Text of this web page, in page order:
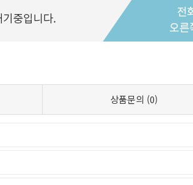
상품문의 (0)